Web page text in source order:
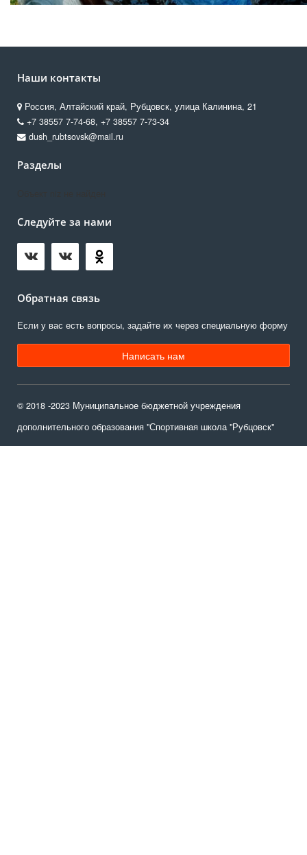
Наши контакты
Россия, Алтайский край, Рубцовск, улица Калинина, 21
+7 38557 7‑74-68, +7 38557 7‑73-34
dush_rubtsovsk@mail.ru
Разделы
Следуйте за нами
Обратная связь
Если у вас есть вопросы, задайте их через специальную форму
Написать нам
© 2018 -2023 Муниципальное бюджетной учреждения
дополнительного образования "Спортивная школа "Рубцовск"